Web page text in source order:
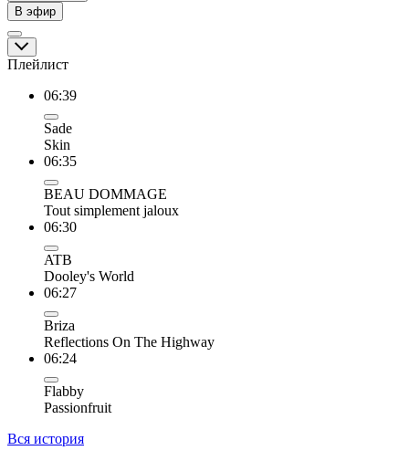
В эфир
Плейлист
06:39
Sade
Skin
06:35
BEAU DOMMAGE
Tout simplement jaloux
06:30
ATB
Dooley's World
06:27
Briza
Reflections On The Highway
06:24
Flabby
Passionfruit
Вся история